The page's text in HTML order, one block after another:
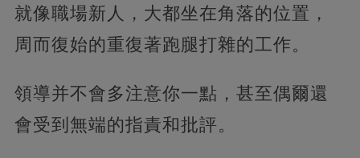
就像職場新人，大都坐在角落的位置，
周而復始的重復著跑腿打雜的工作。
領導并不會多注意你一點，甚至偶爾還
會受到無端的指責和批評。